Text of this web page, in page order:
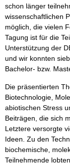
schon länger
wissenschaftlichen
möglich, die vielen
Tagung ist für die
Unterstützung der
und wir konnten
Bachelor- bzw.
Die präsentierten
Biotechnologie,
abiotischen Stress
Beiträgen, die sich
Letztere versorgte
Ideen. Zu den
biochemische,
Teilnehmende